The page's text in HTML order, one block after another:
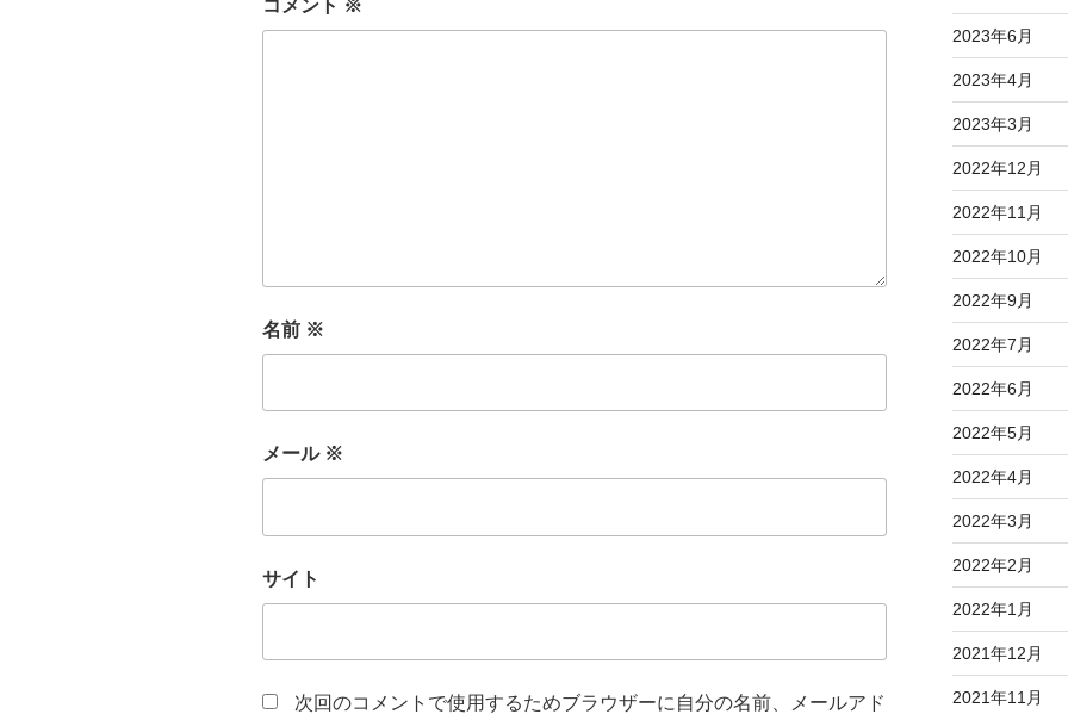
コメント ※
名前 ※
メール ※
サイト
次回のコメントで使用するためブラウザーに自分の名前、メールアド
2023年6月
2023年4月
2023年3月
2022年12月
2022年11月
2022年10月
2022年9月
2022年7月
2022年6月
2022年5月
2022年4月
2022年3月
2022年2月
2022年1月
2021年12月
2021年11月